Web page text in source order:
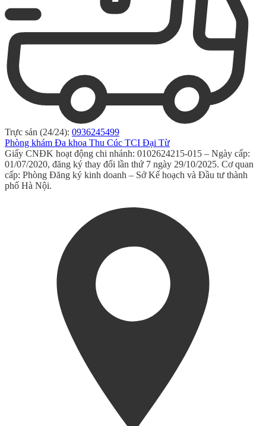
Trực sản (24/24): 0936245499
Phòng khám Đa khoa Thu Cúc TCI Đại Từ
Giấy CNĐK hoạt động chi nhánh: 0102624215-015 – Ngày cấp:
01/07/2020, đăng ký thay đổi lần thứ 7 ngày 29/10/2025. Cơ quan
cấp: Phòng Đăng ký kinh doanh – Sở Kế hoạch và Đầu tư thành
phố Hà Nội.